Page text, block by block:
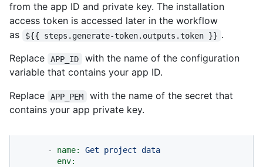
from the app ID and private key. The installation
access token is accessed later in the workflow
as
${{ steps.generate-token.outputs.token }} .
Replace
APP_ID
with the name of the configuration
variable that contains your app ID.
Replace
APP_PEM
with the name of the secret that
contains your app private key.
- name: Get project data
env: